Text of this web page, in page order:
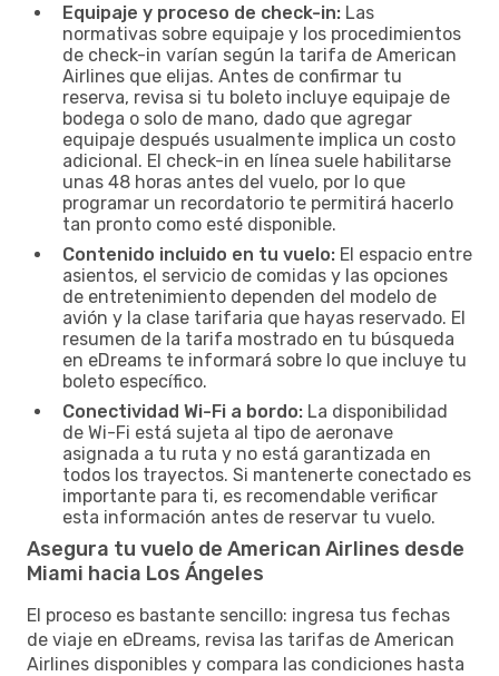
Equipaje y proceso de check-in: Las
normativas sobre equipaje y los procedimientos
de check-in varían según la tarifa de American
Airlines que elijas. Antes de confirmar tu
reserva, revisa si tu boleto incluye equipaje de
bodega o solo de mano, dado que agregar
equipaje después usualmente implica un costo
adicional. El check-in en línea suele habilitarse
unas 48 horas antes del vuelo, por lo que
programar un recordatorio te permitirá hacerlo
tan pronto como esté disponible.
Contenido incluido en tu vuelo: El espacio entre
asientos, el servicio de comidas y las opciones
de entretenimiento dependen del modelo de
avión y la clase tarifaria que hayas reservado. El
resumen de la tarifa mostrado en tu búsqueda
en eDreams te informará sobre lo que incluye tu
boleto específico.
Conectividad Wi-Fi a bordo: La disponibilidad
de Wi-Fi está sujeta al tipo de aeronave
asignada a tu ruta y no está garantizada en
todos los trayectos. Si mantenerte conectado es
importante para ti, es recomendable verificar
esta información antes de reservar tu vuelo.
Asegura tu vuelo de American Airlines desde
Miami hacia Los Ángeles
El proceso es bastante sencillo: ingresa tus fechas
de viaje en eDreams, revisa las tarifas de American
Airlines disponibles y compara las condiciones hasta